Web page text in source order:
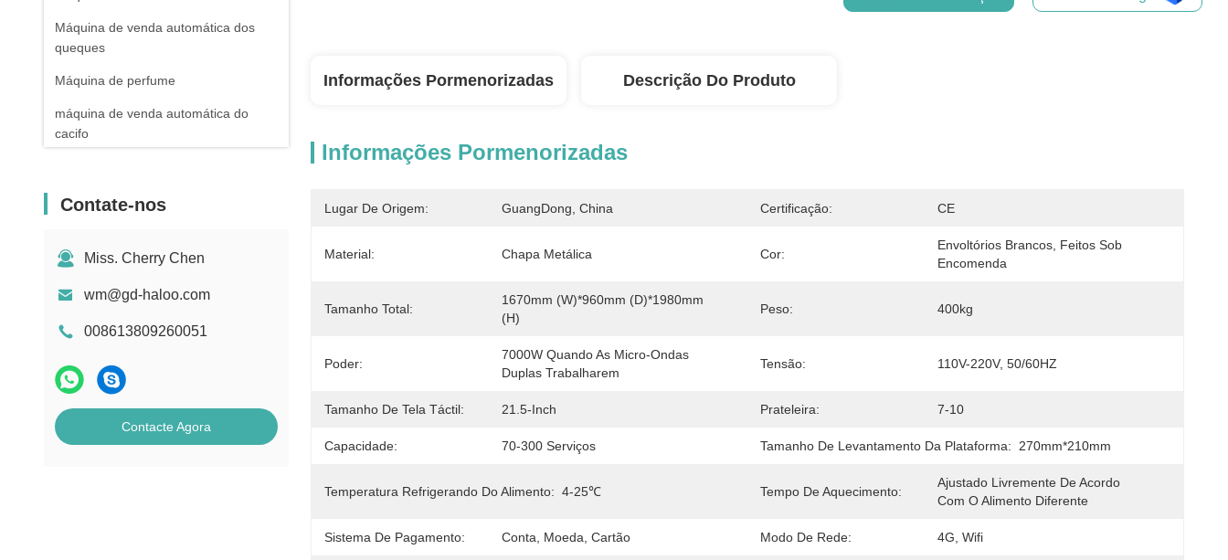
Máquina de venda automática dos
queques
Máquina de perfume
máquina de venda automática do
cacifo
bebidas e máquina de venda
Máquina de venda automática cega
da caixa
máquina de venda automática
combinado
refrigeradas
máquina de venda automática da
farmácia
Contate-nos
Miss. Cherry Chen
wm@gd-haloo.com
008613809260051
Contacte Agora
Informações Pormenorizadas Descrição Do Produto
Informações Pormenorizadas
Lugar De Origem: GuangDong, China Certificação: CE
Material: Chapa Metálica Cor:
Envoltórios Brancos, Feitos Sob
Encomenda
Tamanho Total:
1670mm (W)*960mm (D)*1980mm
(H)
Peso: 400kg
Poder:
7000W Quando As Micro-Ondas
Duplas Trabalharem
Tensão: 110V-220V, 50/60HZ
Tamanho De Tela Táctil: 21.5-Inch Prateleira: 7-10
Capacidade: 70-300 Serviços Tamanho De Levantamento Da Plataforma: 270mm*210mm
Temperatura Refrigerando Do Alimento: 4-25℃ Tempo De Aquecimento:
Ajustado Livremente De Acordo
Com O Alimento Diferente
Sistema De Pagamento: Conta, Moeda, Cartão Modo De Rede: 4G, Wifi